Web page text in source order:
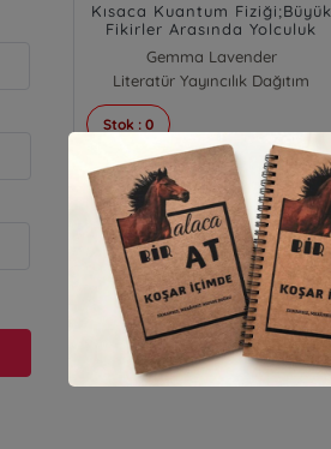
Kısaca Kuantum Fiziği;Büyük
Fikirler Arasında Yolculuk
Gemma Lavender
Literatür Yayıncılık Dağıtım
Stok : 0
₺700,00